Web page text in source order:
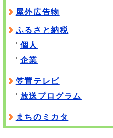
屋外広告物
ふるさと納税
個人
企業
笠置テレビ
放送プログラム
まちのミカタ